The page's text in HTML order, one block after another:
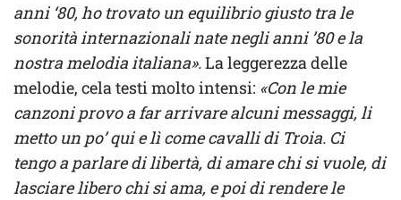
anni ‘80, ho trovato un equilibrio giusto tra le
sonorità internazionali nate negli anni ’80 e la
nostra melodia italiana».La leggerezza delle
melodie, cela testi molto intensi: «Con le mie
canzoni provo a far arrivare alcuni messaggi, li
metto un po’ qui e lì come cavalli di Troia. Ci
tengo a parlare di libertà, di amare chi si vuole, di
lasciare libero chi si ama, e poi di rendere le